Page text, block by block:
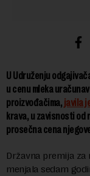
U Udruženju
u cenu mleka
proizvođačima, javila
krava, u zavisnosti od
prosečna cena
Državna premija
menjala sedam